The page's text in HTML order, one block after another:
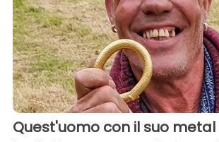
Quest'uomo con il suo